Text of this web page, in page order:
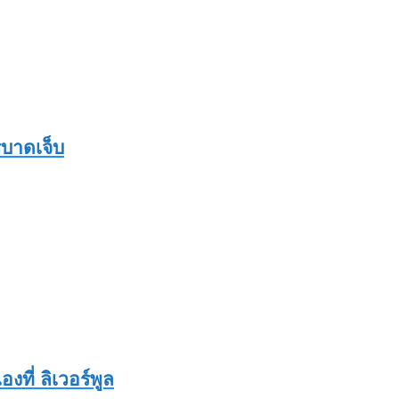
าดเจ็บ
งที่ ลิเวอร์พูล